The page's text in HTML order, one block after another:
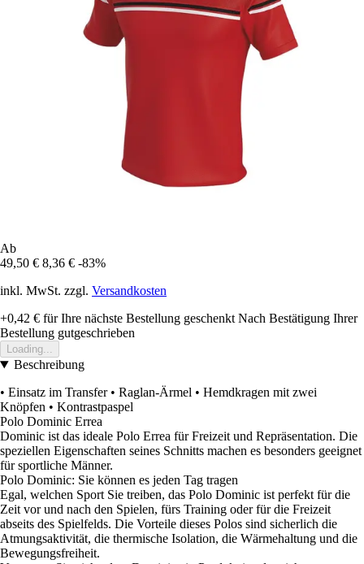
Ab
49,50 € 8,36 € -83%
inkl. MwSt. zzgl. Versandkosten
+0,42 € für Ihre nächste Bestellung geschenkt Nach Bestätigung Ihrer
Bestellung gutgeschrieben
Loading...
Beschreibung
• Einsatz im Transfer • Raglan-Ärmel • Hemdkragen mit zwei
Knöpfen • Kontrastpaspel
Polo Dominic Errea
Dominic ist das ideale Polo Errea für Freizeit und Repräsentation. Die
speziellen Eigenschaften seines Schnitts machen es besonders geeignet
für sportliche Männer.
Polo Dominic: Sie können es jeden Tag tragen
Egal, welchen Sport Sie treiben, das Polo Dominic ist perfekt für die
Zeit vor und nach den Spielen, fürs Training oder für die Freizeit
abseits des Spielfelds. Die Vorteile dieses Polos sind sicherlich die
Atmungsaktivität, die thermische Isolation, die Wärmehaltung und die
Bewegungsfreiheit.